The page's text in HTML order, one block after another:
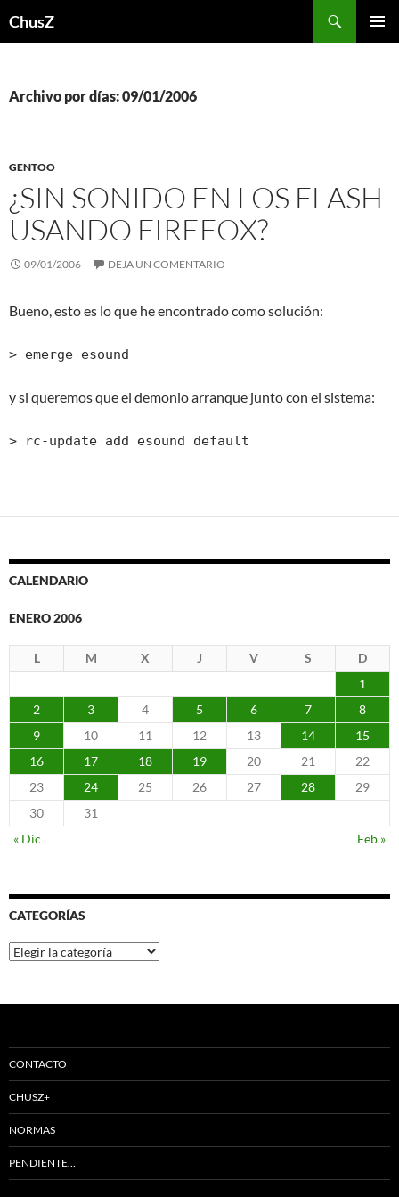
ChusZ
Archivo por días: 09/01/2006
GENTOO
¿SIN SONIDO EN LOS FLASH
USANDO FIREFOX?
09/01/2006 DEJA UN COMENTARIO
Bueno, esto es lo que he encontrado como solución:
> emerge esound
y si queremos que el demonio arranque junto con el sistema:
> rc-update add esound default
CALENDARIO
ENERO 2006
L M X J V S
D
1
2
3 4 5 6 7
8
9
10 11 12 13 14
15
16
17 18 19 20 21
22
23
24 25 26 27 28
29
30
31
« Dic
Feb »
CATEGORÍAS
Categorías
CONTACTO
CHUSZ+
NORMAS
PENDIENTE…